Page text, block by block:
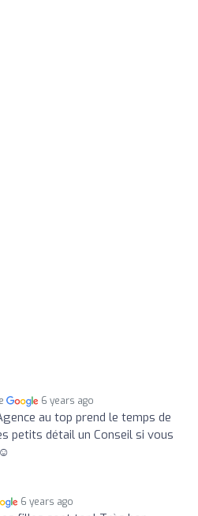
6 years ago
au top prend le temps de
petits détail un Conseil si vous
6 years ago